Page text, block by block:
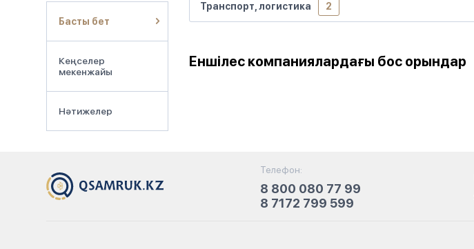
Басты бет
Кеңселер
мекенжайы
Нәтижелер
Транспорт, логистика 2
Еншілес компаниялардағы бос орындар
Телефон:
8 800 080 77 99
8 7172 799 599